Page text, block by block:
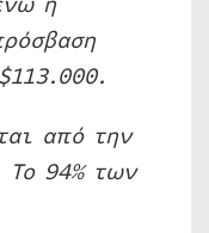
από την
94% των